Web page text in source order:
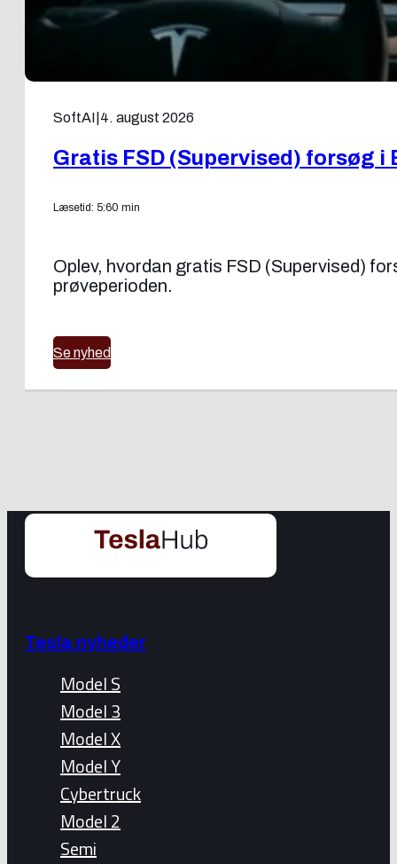
SoftAI 4. august 2026
Gratis FSD (Supervised) forsøg i
Læsetid: 5:60 min
Oplev, hvordan gratis FSD (Supervised)
prøveperioden.
Se nyhed
Tesla nyheder
Model S
Model 3
Model X
Model Y
Cybertruck
Model 2
Semi